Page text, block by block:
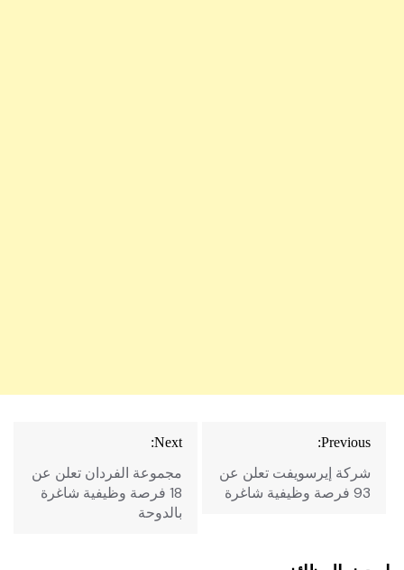
تصفّح
المقالات
Previous:
شركة إيرسويفت تعلن عن
93 فرصة وظيفية شاغرة
Next:
مجموعة الفردان تعلن عن
18 فرصة وظيفية شاغرة
بالدوحة